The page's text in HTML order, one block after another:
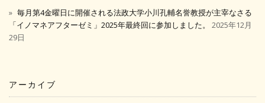
毎月第4金曜日に開催される法政大学小川孔輔名誉教授が主宰なさる
「イノマネアフターゼミ」2025年最終回に参加しました。
2025年12月
29日
アーカイブ